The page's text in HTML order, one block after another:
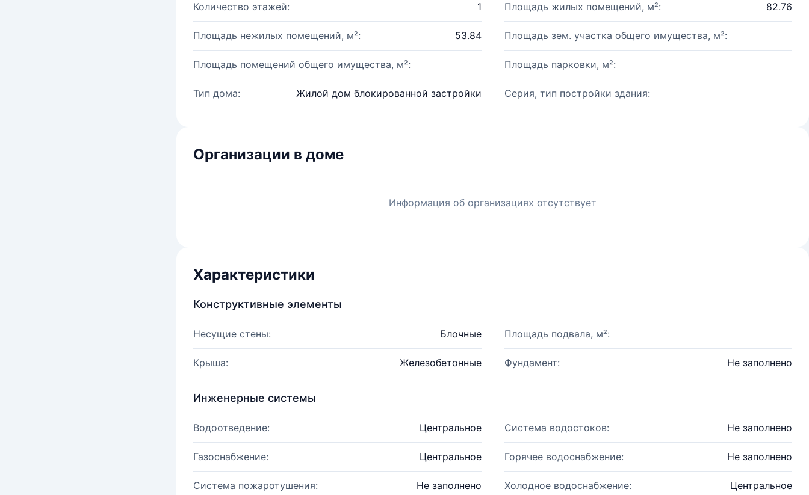
Количество этажей: 1 Площадь жилых помещений, м²: 82.76
Площадь нежилых помещений, м²: 53.84 Площадь зем. участка общего имущества, м²:
Площадь помещений общего имущества, м²: Площадь парковки, м²:
Тип дома: Жилой дом блокированной застройки Серия, тип постройки здания:
Организации в доме
Информация об организациях отсутствует
Характеристики
Конструктивные элементы
Несущие стены: Блочные Площадь подвала, м²:
Крыша: Железобетонные Фундамент: Не заполнено
Инженерные системы
Водоотведение: Центральное Система водостоков: Не заполнено
Газоснабжение: Центральное Горячее водоснабжение: Не заполнено
Система пожаротушения: Не заполнено Холодное водоснабжение: Центральное